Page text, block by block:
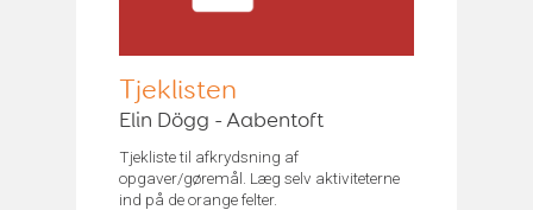
Tjeklisten
Elin Dögg - Aabentoft
Tjekliste til afkrydsning af
opgaver/gøremål. Læg selv aktiviteterne
ind på de orange felter.